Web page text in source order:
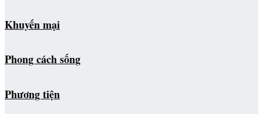
Khuyến mại
Phong cách sống
Phương tiện